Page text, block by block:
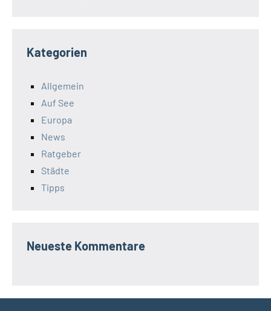
Kategorien
Allgemein
Auf See
Europa
News
Ratgeber
Städte
Tipps
Neueste Kommentare